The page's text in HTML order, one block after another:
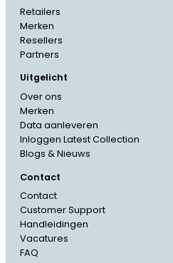
Retailers
Merken
Resellers
Partners
Uitgelicht
Over ons
Merken
Data aanleveren
Inloggen Latest Collection
Blogs & Nieuws
Contact
Contact
Customer Support
Handleidingen
Vacatures
FAQ